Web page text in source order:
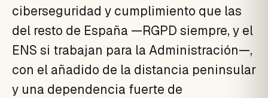
ciberseguridad y cumplimiento que las
del resto de España —RGPD siempre, y el
ENS si trabajan para la Administración—,
con el añadido de la distancia peninsular
y una dependencia fuerte de